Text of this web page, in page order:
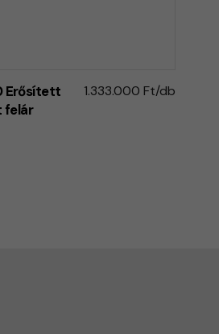
Erősített
felár
1.333.000 Ft/db